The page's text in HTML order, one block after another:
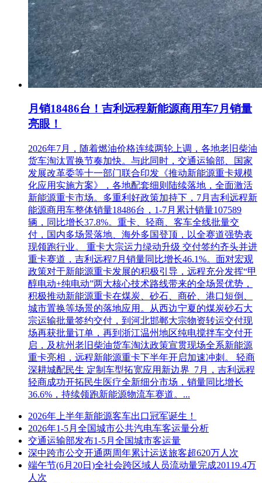
月销18486台！吉利远程新能源商用车7月销量
亮眼！
2026年7月，随着燃油价格连续两轮上调，各地老旧柴油
货车淘汰置换节奏加快。与此同时，交通运输部、国家
发展改革委等十一部门联合印发《推动新能源重卡规模
化应用实施方案》，各地配套细则陆续落地，全面激活
新能源重卡市场。多重利好政策加持下，7月吉利远程新
能源商用车整体销量18486台，1-7月累计销量107589
辆，同比增长37.8%。重卡、轻商、客车全线批量交
付，国内多场景落地、海外多国登顶，以全赛道强势表
现领跑行业。 重卡大宗运力绿动升级 交付签约齐头并进
重卡赛道，吉利远程7月销量同比增长46.1%。面对宏观
政策对于新能源重卡发展的积极引导，远程充分发挥“甲
醇电动+纯电动”两大核心技术路线带来的全场景优势，
积极推动新能源重卡在煤炭、砂石、商砼、港口短倒、
城市置换等场景的落地应用。从西边宁夏的煤炭砂石大
宗运输批量签约交付，到河北邯郸大宗物资转运交付现
场再获批量订单，再到浙江温州地区纯电搅拌车交付开
启，及杭州老旧柴油货车淘汰政策宣贯现场全系新能源
重卡亮相，远程新能源重卡下半年开启加速冲刺。 轻商
深耕城配民生 定制车型拓宽应用新边界 7月，吉利远程
轻商成功开拓民生医疗全新细分市场，销量同比增长
36.6%，持续领跑新能源物流车赛道。...
2026年上半年新能源客车出口冠军诞生！
2026年1-5月全国城市公共汽电车客运量分析
交通运输部发布1-5月全国城市客运量
深中跨市公交开通两周年累计运送旅客超620万人次
端午节(6月20日)全社会跨区域人员流动量完成20119.4万
人次